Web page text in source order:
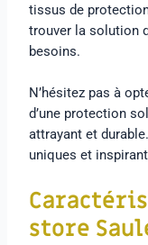
tissus de
trouver la solution
besoins.
N’hésitez pas à
d’une protection
attrayant et
uniques et
store